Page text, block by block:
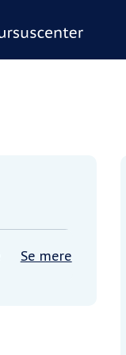
Se mere